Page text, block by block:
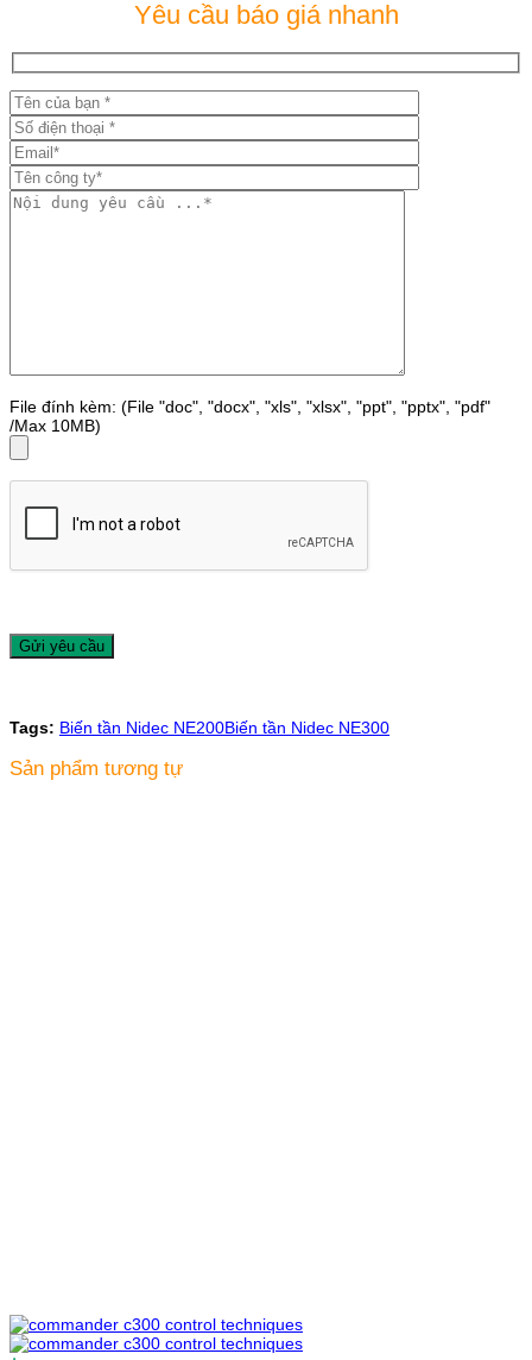
Yêu cầu báo giá nhanh
File đính kèm: (File "doc", "docx", "xls", "xlsx", "ppt", "pptx", "pdf"
/Max 10MB)
Tags: Biến tần Nidec NE200Biến tần Nidec NE300
Sản phẩm tương tự